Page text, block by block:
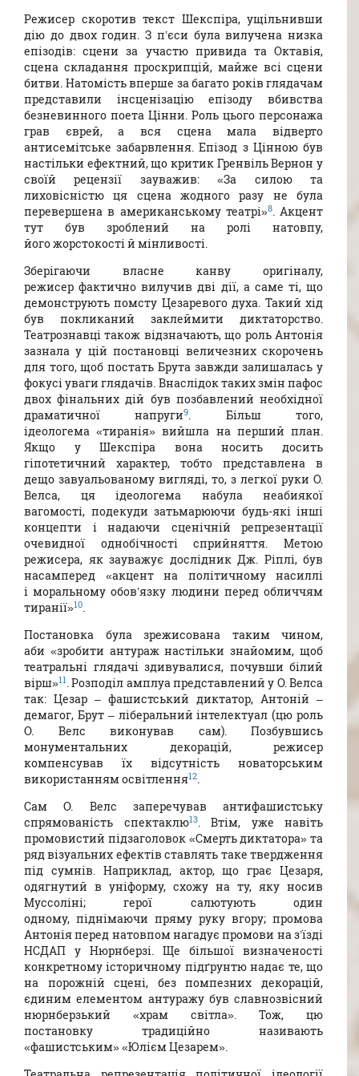
Режисер скоротив текст Шекспіра, ущільнивши
дію до двох годин. З п’єси була вилучена низка
епізодів: сцени за участю привида та Октавія,
сцена складання проскрипцій, майже всі сцени
битви. Натомість вперше за багато років глядачам
представили інсценізацію епізоду вбивства
безневинного поета Цінни. Роль цього персонажа
грав єврей, а вся сцена мала відверто
антисемітське забарвлення. Епізод з Цінною був
настільки ефектний, що критик Гренвіль Вернон у
своїй рецензії зауважив: «За силою та
лиховісністю ця сцена жодного разу не була
перевершена в американському театрі»8. Акцент
тут був зроблений на ролі натовпу,
його жорстокості й мінливості.
Зберігаючи власне канву оригіналу,
режисер фактично вилучив дві дії, а саме ті, що
демонструють помсту Цезаревого духа. Такий хід
був покликаний заклеймити диктаторство.
Театрознавці також відзначають, що роль Антонія
зазнала у цій постановці величезних скорочень
для того, щоб постать Брута завжди залишалась у
фокусі уваги глядачів. Внаслідок таких змін пафос
двох фінальних дій був позбавлений необхідної
драматичної напруги9. Більш того,
ідеологема «тиранія» вийшла на перший план.
Якщо у Шекспіра вона носить досить
гіпотетичний характер, тобто представлена в
дещо завуальованому вигляді, то, з легкої руки О.
Велса, ця ідеологема набула неабиякої
вагомості, подекуди затьмарюючи будь-які інші
концепти і надаючи сценічній репрезентації
очевидної однобічності сприйняття. Метою
режисера, як зауважує дослідник Дж. Ріплі, був
насамперед «акцент на політичному насиллі
і моральному обов’язку людини перед обличчям
тиранії»10.
Постановка була зрежисована таким чином,
аби «зробити антураж настільки знайомим, щоб
театральні глядачі здивувалися, почувши білий
вірш»11 . Розподіл амплуа представлений у О. Велса
так: Цезар – фашистський диктатор, Антоній –
демагог, Брут – ліберальний інтелектуал (цю роль
О. Велс виконував сам). Позбувшись
монументальних декорацій, режисер
компенсував їх відсутність новаторським
використанням освітлення12.
Сам О. Велс заперечував антифашистську
спрямованість спектаклю13. Втім, уже навіть
промовистий підзаголовок «Смерть диктатора» та
ряд візуальних ефектів ставлять таке твердження
під сумнів. Наприклад, актор, що грає Цезаря,
одягнутий в уніформу, схожу на ту, яку носив
Муссоліні; герої салютують один
одному, піднімаючи пряму руку вгору; промова
Антонія перед натовпом нагадує промови на з’їзді
НСДАП у Нюрнберзі. Ще більшої визначеності
конкретному історичному підґрунтю надає те, що
на порожній сцені, без помпезних декорацій,
єдиним елементом антуражу був славнозвісний
нюрнберзький «храм світла». Тож, цю
постановку традиційно називають
«фашистським» «Юлієм Цезарем».